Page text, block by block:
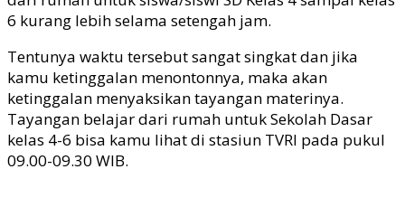
6 kurang lebih selama setengah jam.
Tentunya waktu tersebut sangat singkat dan jika
kamu ketinggalan menontonnya, maka akan
ketinggalan menyaksikan tayangan materinya.
Tayangan belajar dari rumah untuk Sekolah Dasar
kelas 4-6 bisa kamu lihat di stasiun TVRI pada pukul
09.00-09.30 WIB.